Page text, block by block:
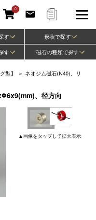
0
す
形状で探す
す 磁石の種類で探す
型】 ＞ ネオジム磁石(N40)、リ
、径方向
▲画像をタップして拡大表示